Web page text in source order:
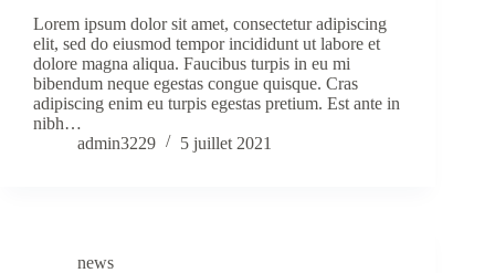
Lorem ipsum dolor sit amet, consectetur adipiscing
elit, sed do eiusmod tempor incididunt ut labore et
dolore magna aliqua. Faucibus turpis in eu mi
bibendum neque egestas congue quisque. Cras
adipiscing enim eu turpis egestas pretium. Est ante in
nibh…
admin3229
5 juillet 2021
news